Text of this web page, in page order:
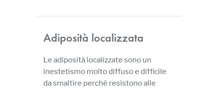
Adiposità localizzata
Le adiposità localizzate sono un
inestetismo molto diffuso e difficile
da smaltire perché resistono alle